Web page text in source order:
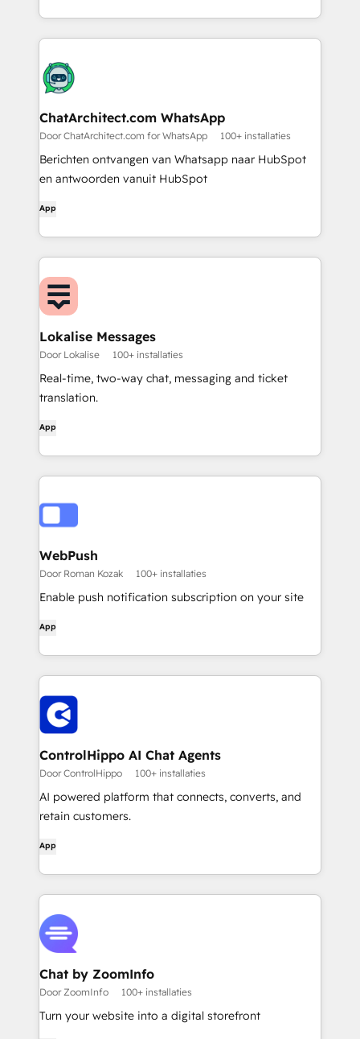
ChatArchitect.com WhatsApp
Door ChatArchitect.com for WhatsApp 100+ installaties
Berichten ontvangen van Whatsapp naar HubSpot
en antwoorden vanuit HubSpot
App
Lokalise Messages
Door Lokalise 100+ installaties
Real-time, two-way chat, messaging and ticket
translation.
App
WebPush
Door Roman Kozak 100+ installaties
Enable push notification subscription on your site
App
ControlHippo AI Chat Agents
Door ControlHippo 100+ installaties
AI powered platform that connects, converts, and
retain customers.
App
Chat by ZoomInfo
Door ZoomInfo 100+ installaties
Turn your website into a digital storefront